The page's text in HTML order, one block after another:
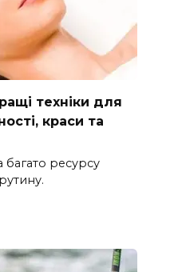
техніки для
краси та
багато ресурсу